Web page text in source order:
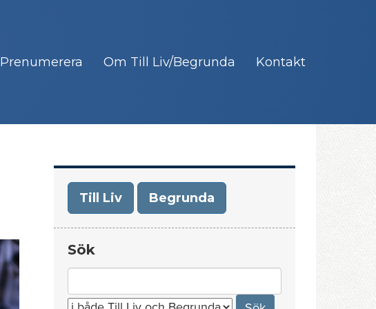
Prenumerera Om Till Liv/Begrunda Kontakt
Till Liv Begrunda
Sök
for: